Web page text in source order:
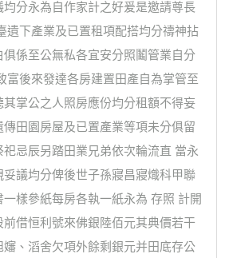
均分永為自作家計之好爰是邀請尊長
遺下產業及已置租項配搭均分禱神拈
俱係至公無私各宜安分照鬮管業自分
富後來發達各房建置田產自為掌管至
其掌公之人照房應份均分租額不得妄
田園房屋及已置產業等項未分俱留
忌辰另踏田業兄弟依次輪流直 當永
妥議均分俾後世子孫寢昌寢熾科甲聯
樣參紙每房各執一紙永為 存照 計開
借恒利號來佛銀陸佰元其典價若干
、滔舍欠項外餘剩銀元并田底存公